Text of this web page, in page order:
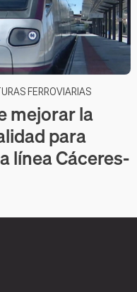
FERROVIARIAS
mejorar la
para
línea Cáceres-